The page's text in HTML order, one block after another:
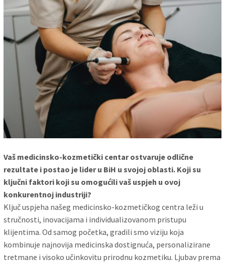
Vaš medicinsko-kozmetički centar ostvaruje odlične
rezultate i postao je lider u BiH u svojoj oblasti. Koji su
ključni faktori koji su omogućili vaš uspjeh u ovoj
konkurentnoj industriji?
Ključ uspjeha našeg medicinsko-kozmetičkog centra leži u
stručnosti, inovacijama i individualizovanom pristupu
klijentima. Od samog početka, gradili smo viziju koja
kombinuje najnovija medicinska dostignuća, personalizirane
tretmane i visoko učinkovitu prirodnu kozmetiku. Ljubav prema